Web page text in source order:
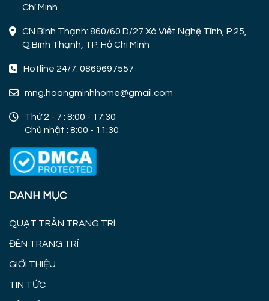
Chí Minh
CN Bình Thạnh: 860/60 D/27 Xô Viết Nghệ Tĩnh, P.25,
Q.Bình Thạnh, TP. Hồ Chí Minh
Hotline 24/7: 0869697557
mng.hoangminhhome@gmail.com
Thứ 2 - 7 : 8:00 - 17:30
Chủ nhật : 8:00 - 11:30
DANH MỤC
QUẠT TRẦN TRANG TRÍ
ĐÈN TRANG TRÍ
GIỚI THIỆU
TIN TỨC